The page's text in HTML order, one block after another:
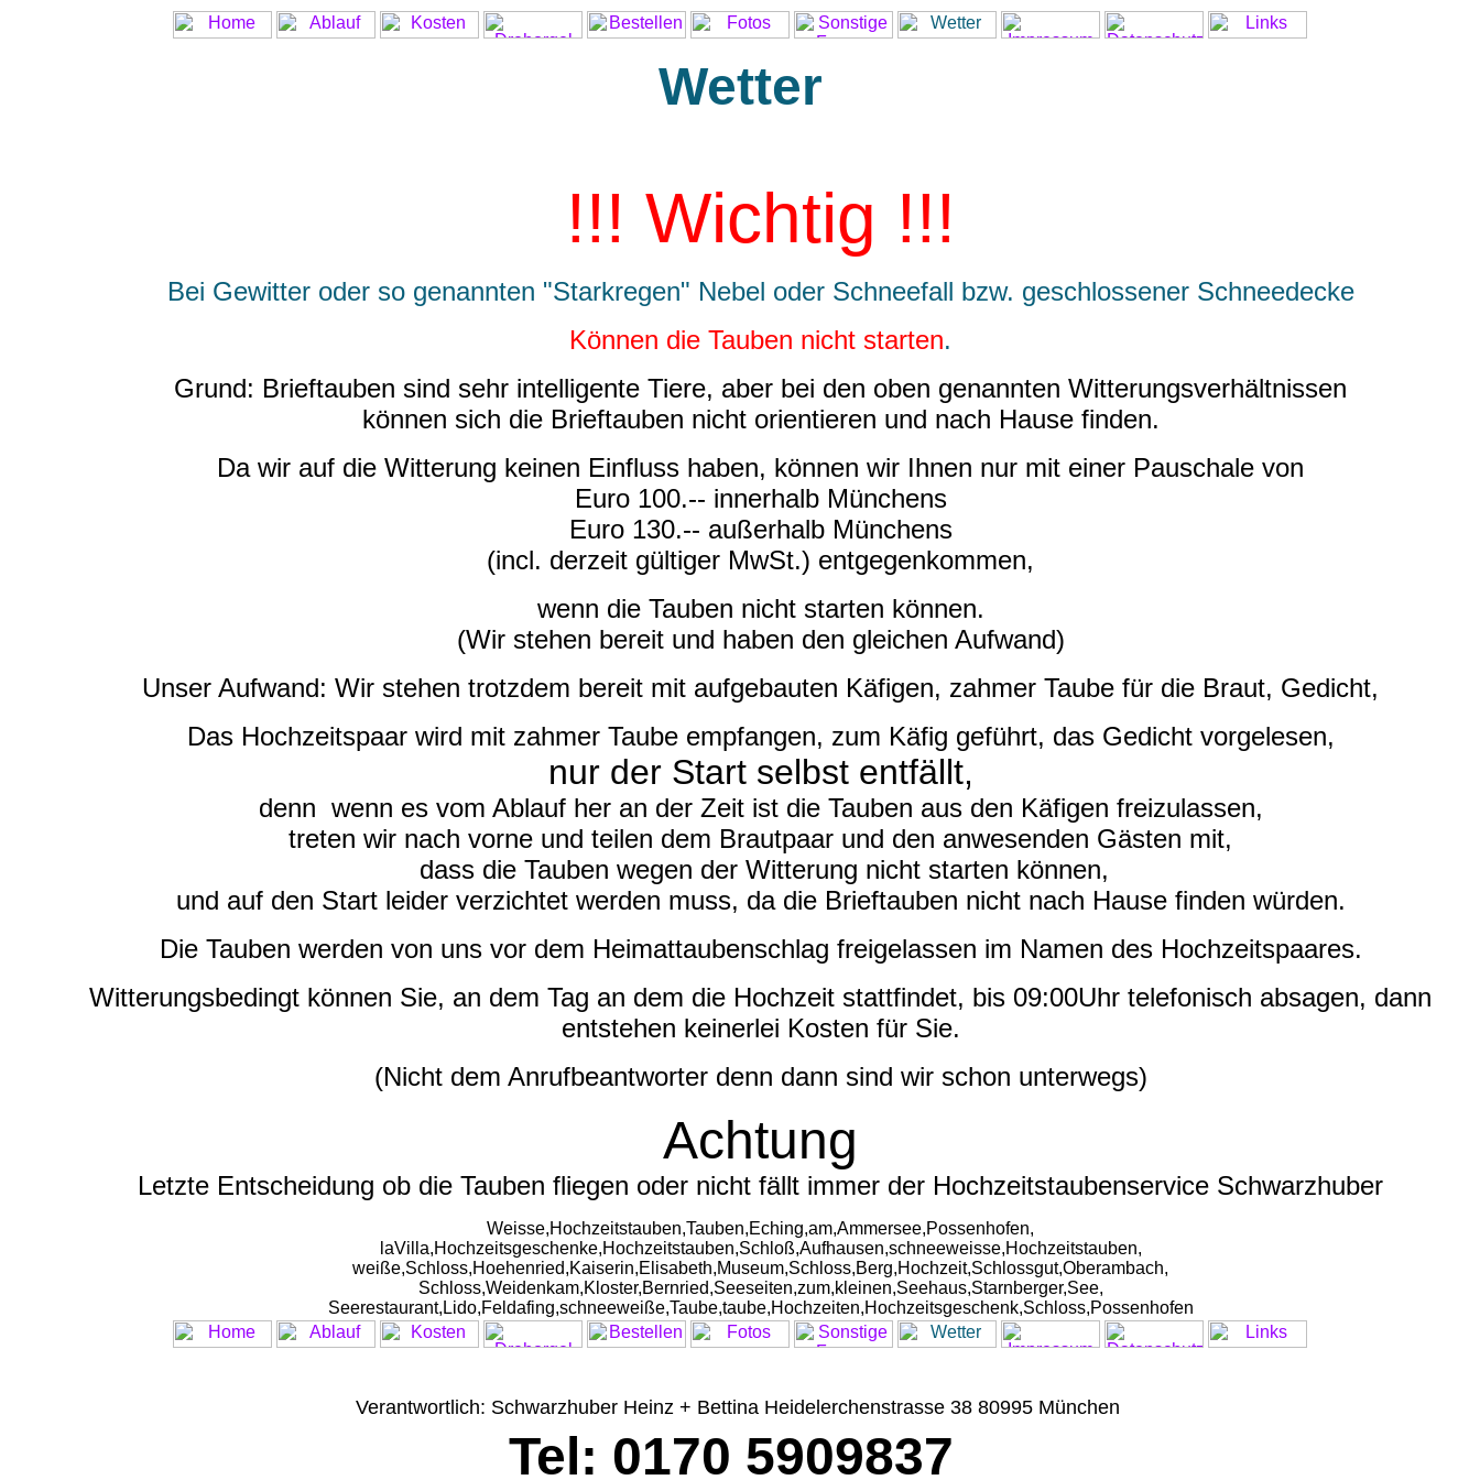
Wetter
!!! Wichtig !!!
Bei Gewitter oder so genannten "Starkregen" Nebel oder Schneefall bzw. geschlossener Schneedecke
Können die Tauben nicht starten.
Grund: Brieftauben sind sehr intelligente Tiere, aber bei den oben genannten Witterungsverhältnissen
können sich die Brieftauben nicht orientieren und nach Hause finden.
Da wir auf die Witterung keinen Einfluss haben, können wir Ihnen nur mit einer Pauschale von
Euro 100.-- innerhalb Münchens
Euro 130.-- außerhalb Münchens
(incl. derzeit gültiger MwSt.) entgegenkommen,
wenn die Tauben nicht starten können.
(Wir stehen bereit und haben den gleichen Aufwand)
Unser Aufwand: Wir stehen trotzdem bereit mit aufgebauten Käfigen, zahmer Taube für die Braut, Gedicht,
Das Hochzeitspaar wird mit zahmer Taube empfangen, zum Käfig geführt, das Gedicht vorgelesen,
nur der Start selbst entfällt,
denn wenn es vom Ablauf her an der Zeit ist die Tauben aus den Käfigen freizulassen,
treten wir nach vorne und teilen dem Brautpaar und den anwesenden Gästen mit,
dass die Tauben wegen der Witterung nicht starten können,
und auf den Start leider verzichtet werden muss, da die Brieftauben nicht nach Hause finden würden.
Die Tauben werden von uns vor dem Heimattaubenschlag freigelassen im Namen des Hochzeitspaares.
Witterungsbedingt können Sie, an dem Tag an dem die Hochzeit stattfindet, bis 09:00Uhr telefonisch absagen, dann
entstehen keinerlei Kosten für Sie.
(Nicht dem Anrufbeantworter denn dann sind wir schon unterwegs)
Achtung
Letzte Entscheidung ob die Tauben fliegen oder nicht fällt immer der Hochzeitstaubenservice Schwarzhuber
Weisse,Hochzeitstauben,Tauben,Eching,am,Ammersee,Possenhofen,
laVilla,Hochzeitsgeschenke,Hochzeitstauben,Schloß,Aufhausen,schneeweisse,Hochzeitstauben,
weiße,Schloss,Hoehenried,Kaiserin,Elisabeth,Museum,Schloss,Berg,Hochzeit,Schlossgut,Oberambach,
Schloss,Weidenkam,Kloster,Bernried,Seeseiten,zum,kleinen,Seehaus,Starnberger,See,
Seerestaurant,Lido,Feldafing,schneeweiße,Taube,taube,Hochzeiten,Hochzeitsgeschenk,Schloss,Possenhofen
Verantwortlich: Schwarzhuber Heinz + Bettina Heidelerchenstrasse 38 80995 München
Tel: 0170 5909837